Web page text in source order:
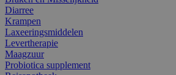
Diarree
Krampen
Laxeeringsmiddelen
Levertherapie
Maagzuur
Probiotica supplement